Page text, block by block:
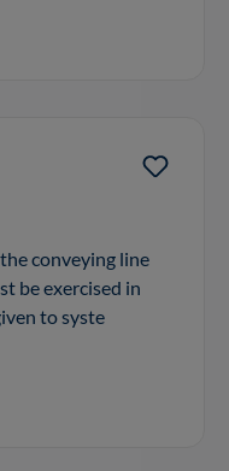
conveying line
be exercised in
to syste